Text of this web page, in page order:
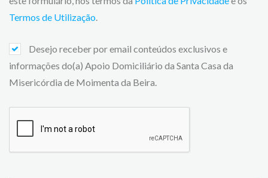
Termos de Utilização.
Desejo receber por email conteúdos exclusivos e
informações do(a) Apoio Domiciliário da Santa Casa da
Misericórdia de Moimenta da Beira.